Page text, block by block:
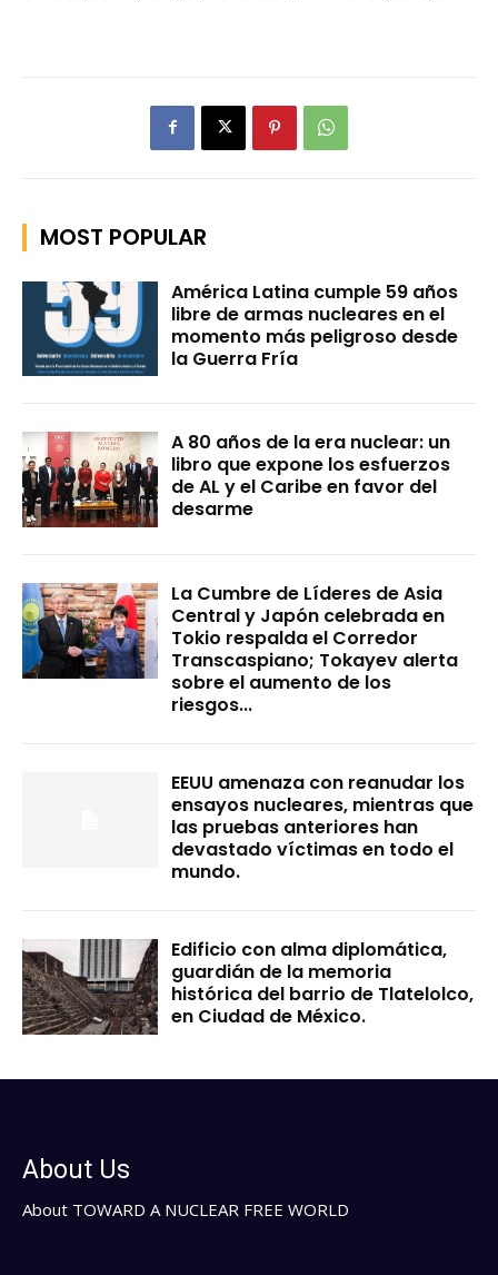
MOST POPULAR
América Latina cumple 59 años
libre de armas nucleares en el
momento más peligroso desde
la Guerra Fría
A 80 años de la era nuclear: un
libro que expone los esfuerzos
de AL y el Caribe en favor del
desarme
La Cumbre de Líderes de Asia
Central y Japón celebrada en
Tokio respalda el Corredor
Transcaspiano; Tokayev alerta
sobre el aumento de los
riesgos...
EEUU amenaza con reanudar los
ensayos nucleares, mientras que
las pruebas anteriores han
devastado víctimas en todo el
mundo.
Edificio con alma diplomática,
guardián de la memoria
histórica del barrio de Tlatelolco,
en Ciudad de México.
About Us
About TOWARD A NUCLEAR FREE WORLD